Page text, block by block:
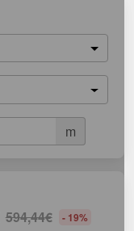
m
594,44€ - 19%